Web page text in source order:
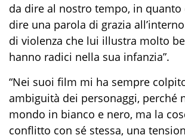
da dire al nostro tempo, in quanto
dire una parola di grazia
di violenza che lui illustra molto
hanno radici nella sua infanzia”.
“Nei suoi film mi ha sempre
ambiguità dei personaggi, perché
mondo in bianco e nero, ma la
conflitto con sé stessa, una